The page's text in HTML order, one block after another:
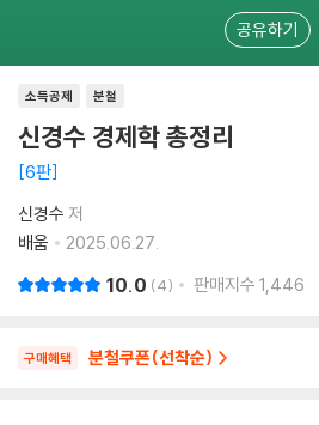
공유하기
소득공제 분철
신경수 경제학 총정리
6판
신경수 저
배움
2025.06.27.
10.0 4 판매지수 1,446
구매혜택 분철쿠폰(선착순)